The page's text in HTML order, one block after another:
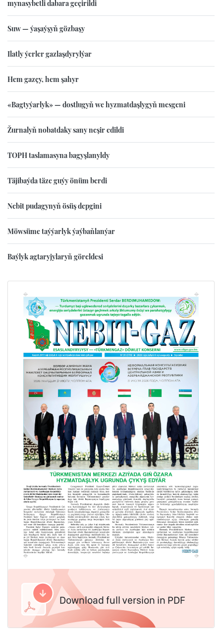
mynasybetli dabara geçirildi
Suw — ýaşaýşyň gözbaşy
Ilatly ýerler gazlaşdyrylýar
Hem gazçy, hem şahyr
«Bagtyýarlyk» — dostlugyň we hyzmatdaşlygyň mesgeni
Žurnalyň nobatdaky sany neşir edildi
TOPH taslamasyna bagyşlanyldy
Täjibaýda täze guýy önüm berdi
Nebit pudagynyň ösüş depgini
Möwsüme taýýarlyk ýaýbaňlanýar
Baýlyk agtaryjylaryň göreldesi
Download full version in PDF